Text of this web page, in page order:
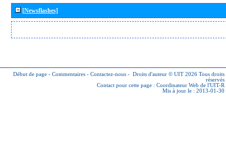
[Newsflashes]
Début de page - Commentaires - Contactez-nous - Droits d'auteur © UIT 2026 Tous droits
réservés
Contact pour cette page : Coordinateur Web de l'UIT-R
Mis à jour le : 2013-01-30